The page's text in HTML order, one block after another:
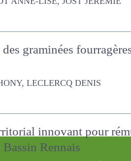
graminées
LECLERCQ DENIS
innovant pour
pour l’eau du